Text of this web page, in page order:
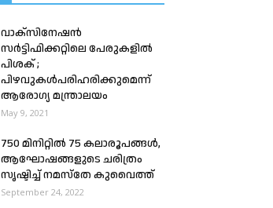
വാക്സിനേഷൻ
സർട്ടിഫിക്കറ്റിലെ പേരുകളിൽ
പിശക് ;
പിഴവുകൾപരിഹരിക്കുമെന്ന്
ആരോഗ്യ മന്ത്രാലയം
May 9, 2021
750 മിനിറ്റിൽ 75 കലാരൂപങ്ങൾ,
ആഘോഷങ്ങളുടെ ചരിത്രം
സൃഷ്ടിച്ച് നമസ്തേ കുവൈത്ത്
September 24, 2022